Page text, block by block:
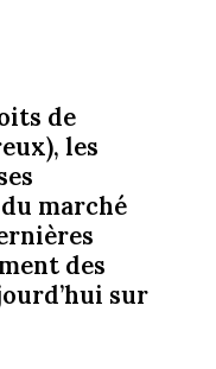
de
les
marché
des
sur